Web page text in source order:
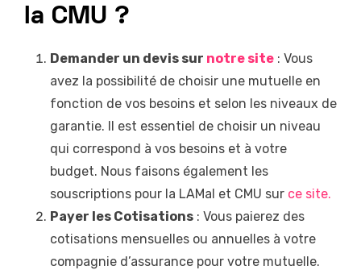
la CMU ?
Demander un devis sur notre site : Vous
avez la possibilité de choisir une mutuelle en
fonction de vos besoins et selon les niveaux de
garantie. Il est essentiel de choisir un niveau
qui correspond à vos besoins et à votre
budget. Nous faisons également les
souscriptions pour la LAMal et CMU sur ce site.
Payer les Cotisations : Vous paierez des
cotisations mensuelles ou annuelles à votre
compagnie d’assurance pour votre mutuelle.